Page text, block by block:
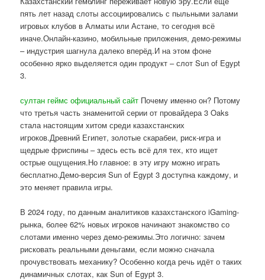
пять лет назад слоты ассоциировались с пыльными залами
игровых клубов в Алматы или Астане, то сегодня всё
иначе.Онлайн-казино, мобильные приложения, демо-режимы
– индустрия шагнула далеко вперёд.И на этом фоне
особенно ярко выделяется один продукт – слот Sun of Egypt
3.
султан геймс официальный сайт Почему именно он? Потому
что третья часть знаменитой серии от провайдера 3 Oaks
стала настоящим хитом среди казахстанских
игроков.Древний Египет, золотые скарабеи, риск-игра и
щедрые фриспины – здесь есть всё для тех, кто ищет
острые ощущения.Но главное: в эту игру можно играть
бесплатно.Демо-версия Sun of Egypt 3 доступна каждому, и
это меняет правила игры.
В 2024 году, по данным аналитиков казахстанского iGaming-
рынка, более 62% новых игроков начинают знакомство со
слотами именно через демо-режимы.Это логично: зачем
рисковать реальными деньгами, если можно сначала
прочувствовать механику? Особенно когда речь идёт о таких
динамичных слотах, как Sun of Egypt 3.